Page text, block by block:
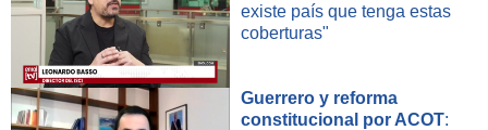
existe país que tenga estas
coberturas"
Guerrero y reforma
constitucional por ACOT: